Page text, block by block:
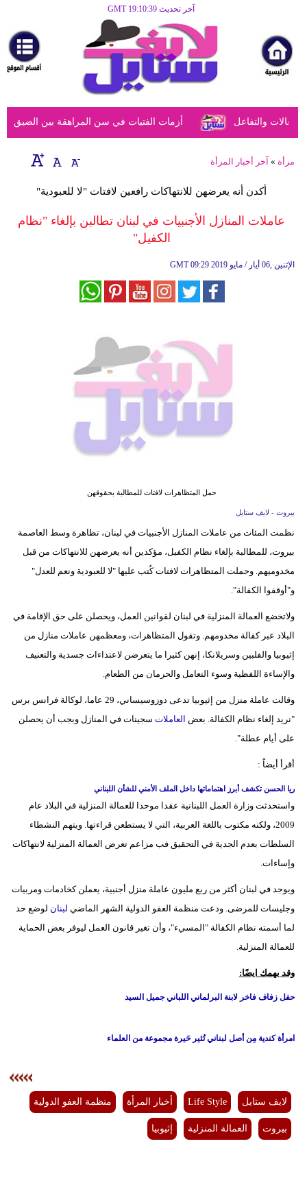
آخر تحديث GMT 19:10:39
مرأة
أزياء
أزياء
إسلامية
ديكور
صحة
أزمات الفتيات في سن المراهقة بين الضيق والتفاعل
مرأة » آخر أخبار المرأة
أكدن أنه يعرضهن للانتهاكات رافعين لافتات "لا للعبودية"
عاملات المنازل الأجنبيات في لبنان تطالبن بإلغاء "نظام
الكفيل"
GMT 09:29 2019 الإثنين ,06 أيار / مايو
حمل المتظاهرات لافتات للمطالبة بحقوقهن
بيروت - لايف ستايل
نظمت المئات من عاملات المنازل الأجنبيات في لبنان، تظاهرة وسط العاصمة
بيروت، للمطالبة بإلغاء نظام الكفيل، مؤكدين أنه يعرضهن للانتهاكات من قبل
مخدوميهم. وحملت المتظاهرات لافتات كُتب عليها "لا للعبودية ونعم للعدل"
و"أوقفوا الكفالة".
ولاتخضع العمالة المنزلية في لبنان لقوانين العمل، ويحصلن على حق الإقامة في
البلاد عبر كفالة مخدومهم. وتقول المتظاهرات، ومعظمهن عاملات منازل من
إثيوبيا والفلبين وسريلانكا، إنهن كثيرا ما يتعرضن لاعتداءات جسدية والتعنيف
والإساءة اللفظية وسوء التعامل والحرمان من الطعام.
وقالت عاملة منزل من إثيوبيا تدعى دوزوسيساني، 29 عاما، لوكالة فرانس برس
"نريد إلغاء نظام الكفالة. بعض العاملات سجينات في المنازل وبجب أن يحصلن
على أيام عطلة".
أقرأ أيضاً :
ريا الحسن تكشف أبرز اهتماماتها داخل الملف الأمني للشأن اللبناني
واستحدثت وزارة العمل اللبنانية عقدا موحدا للعمالة المنزلية في البلاد عام
2009، ولكنه مكتوب باللغة العربية، التي لا يستطعن قراءتها. ويتهم النشطاء
السلطات بعدم الجدية في التحقيق فب مزاعم تعرض العمالة المنزلية لانتهاكات
وإساءات.
ويوجد في لبنان أكثر من ربع مليون عاملة منزل أجنبية، يعملن كخادمات ومربيات
وجليسات للمرضى. ودعت منظمة العفو الدولية الشهر الماضي لبنان لوضع حد
لما أسمته نظام الكفالة "المسيء"، وأن تغير قانون العمل ليوفر بعض الحماية
للعمالة المنزلية.
وقد يهمك ايضًا:
حفل زفاف فاخر لابنة البرلماني اللباني جميل السيد
امرأة كندية مِن أصل لبناني تُثير حَيرة مجموعة من العلماء
لايف ستايل Life Style أخبار المرأة منظمة العفو الدولية
بيروت العمالة المنزلية إثيوبيا